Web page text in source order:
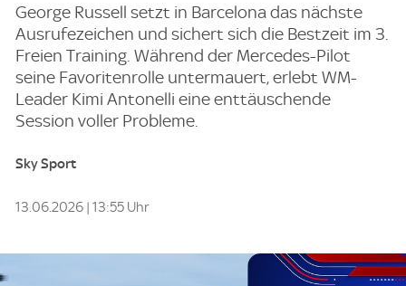
George Russell setzt in Barcelona das nächste
Ausrufezeichen und sichert sich die Bestzeit im 3.
Freien Training. Während der Mercedes-Pilot
seine Favoritenrolle untermauert, erlebt WM-
Leader Kimi Antonelli eine enttäuschende
Session voller Probleme.
Sky Sport
13.06.2026 | 13:55 Uhr